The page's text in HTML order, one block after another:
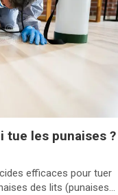
tue les punaises ?
efficaces pour tuer
des lits (punaises…